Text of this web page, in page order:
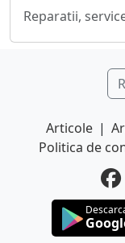
Reparatii,
Articole |
Politica de